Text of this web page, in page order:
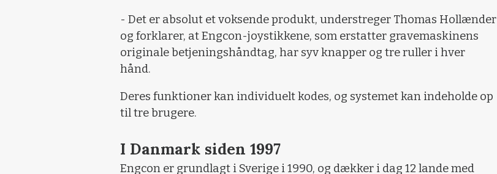
- Det er absolut et voksende produkt, understreger Thomas Hollænder
og forklarer, at Engcon-joystikkene, som erstatter gravemaskinens
originale betjeningshåndtag, har syv knapper og tre ruller i hver
hånd.
Deres funktioner kan individuelt kodes, og systemet kan indeholde op
til tre brugere.
I Danmark siden 1997
Engcon er grundlagt i Sverige i 1990, og dækker i dag 12 lande med